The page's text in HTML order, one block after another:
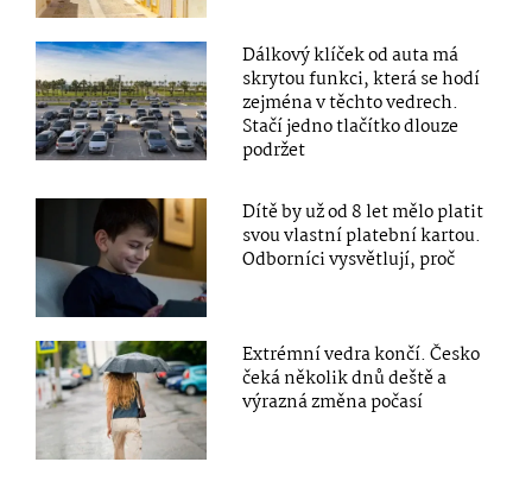
Dálkový klíček od auta má
skrytou funkci, která se hodí
zejména v těchto vedrech.
Stačí jedno tlačítko dlouze
podržet
Dítě by už od 8 let mělo platit
svou vlastní platební kartou.
Odborníci vysvětlují, proč
Extrémní vedra končí. Česko
čeká několik dnů deště a
výrazná změna počasí